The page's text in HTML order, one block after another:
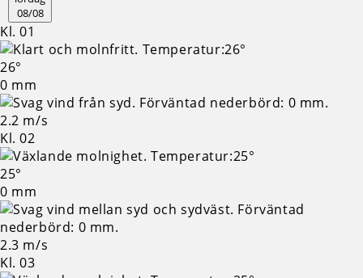
08/08
Kl. 01
26°
0 mm
2.2 m/s
Kl. 02
25°
0 mm
2.3 m/s
Kl. 03